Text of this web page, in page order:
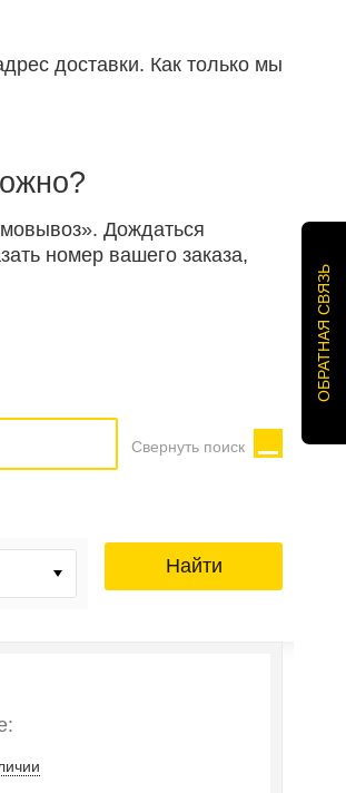
доставки. Как только мы
Дождаться
номер вашего заказа,
Свернуть поиск
Найти
ОБРАТНАЯ СВЯЗЬ